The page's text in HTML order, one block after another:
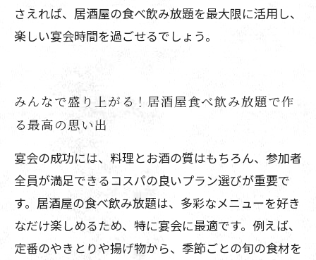
さえれば、居酒屋の食べ飲み放題を最大限に活用し、
楽しい宴会時間を過ごせるでしょう。
みんなで盛り上がる！居酒屋食べ飲み放題で作
る最高の思い出
宴会の成功には、料理とお酒の質はもちろん、参加者
全員が満足できるコスパの良いプラン選びが重要で
す。居酒屋の食べ飲み放題は、多彩なメニューを好き
なだけ楽しめるため、特に宴会に最適です。例えば、
定番のやきとりや揚げ物から、季節ごとの旬の食材を